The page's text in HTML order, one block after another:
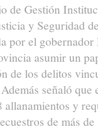
de Gestión
y Seguridad
por el gobernador
asumir un
de los delitos
señaló que
y
de más